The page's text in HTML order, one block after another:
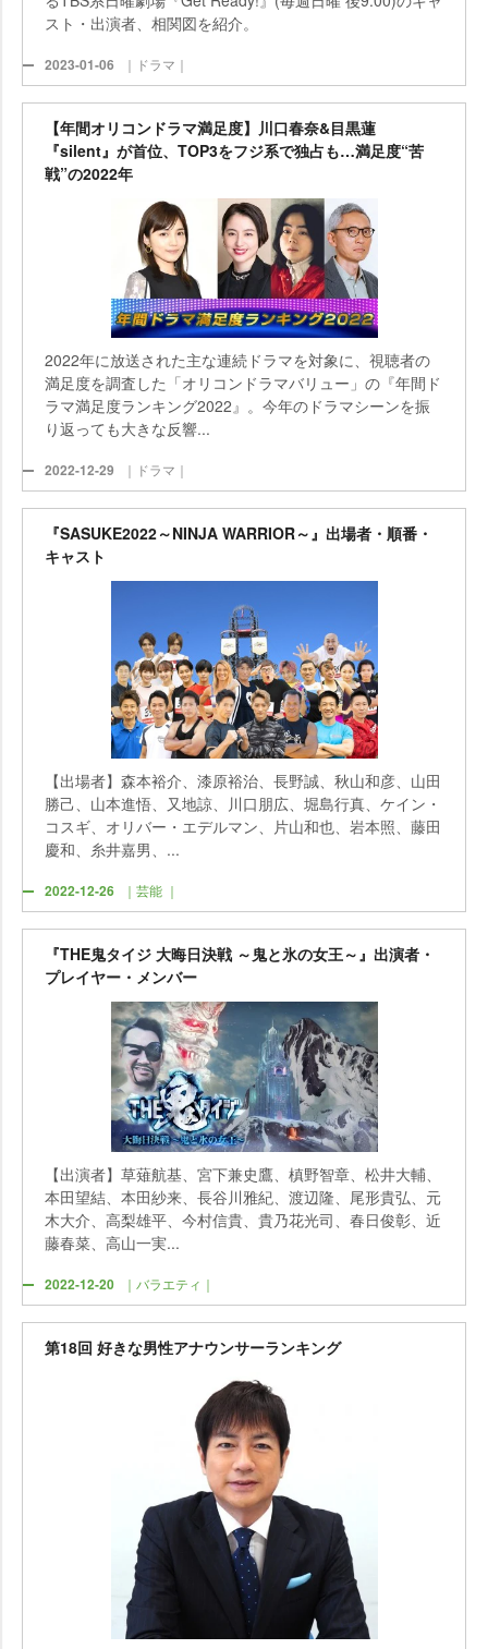
スト・出演者、相関図を紹介。
2023-01-06 ｜ドラマ｜
【年間オリコンドラマ満足度】川口春奈&目黒蓮
『silent』が首位、TOP3をフジ系で独占も…満足度“苦
戦”の2022年
2022年に放送された主な連続ドラマを対象に、視聴者の
満足度を調査した「オリコンドラマバリュー」の『年間ド
ラマ満足度ランキング2022』。今年のドラマシーンを振
り返っても大きな反響...
2022-12-29 ｜ドラマ｜
『SASUKE2022～NINJA WARRIOR～』出場者・順番・
キャスト
【出場者】森本裕介、漆原裕治、長野誠、秋山和彦、山田
勝己、山本進悟、又地諒、川口朋広、堀島行真、ケイン・
コスギ、オリバー・エデルマン、片山和也、岩本照、藤田
慶和、糸井嘉男、...
2022-12-26 ｜芸能 ｜
『THE鬼タイジ 大晦日決戦 ～鬼と氷の女王～』出演者・
プレイヤー・メンバー
【出演者】草薙航基、宮下兼史鷹、槙野智章、松井大輔、
本田望結、本田紗来、長谷川雅紀、渡辺隆、尾形貴弘、元
木大介、高梨雄平、今村信貴、貴乃花光司、春日俊彰、近
藤春菜、高山一実...
2022-12-20 ｜バラエティ｜
第18回 好きな男性アナウンサーランキング